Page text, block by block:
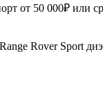
от 50 000₽ или
Rover Sport